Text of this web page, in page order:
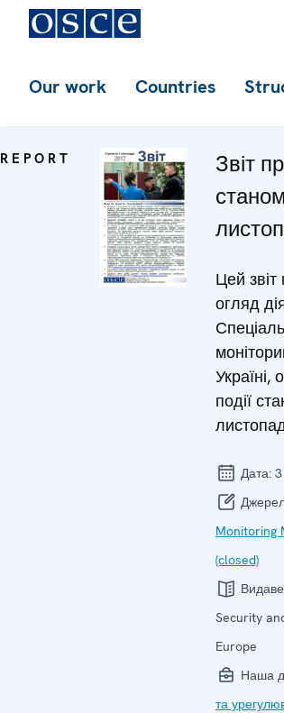
Our work Countries
REPORT
Звіт
Цей звіт
огляд
Україні,
події
Дата:
Monitoring
(closed)
Security
Europe
Наша
та